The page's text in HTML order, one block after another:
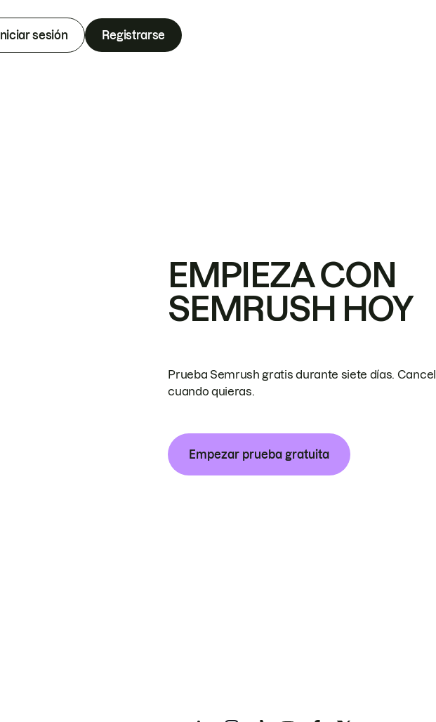
Iniciar sesión Registrarse
EMPIEZA CON
SEMRUSH HOY
Prueba Semrush gratis durante siete días.
cuando quieras.
Empezar prueba gratuita